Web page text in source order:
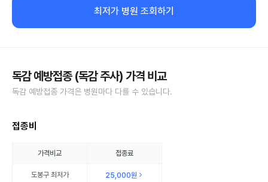
최저가 병원 조회하기
독감 예방접종 (독감 주사) 가격 비교
독감 예방접종 가격은 병원마다 다를 수 있습니다.
접종비
가격비교 접종료
도봉구최저가 25,000원